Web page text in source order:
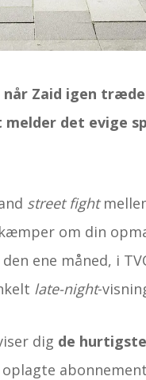
Zaid igen
det evige
street fight
om din
ene måned, i
late-night-
dig de